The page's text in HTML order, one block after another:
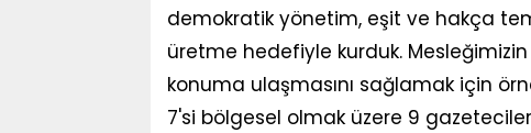
demokratik yönetim, eşit ve hakça
üretme hedefiyle kurduk.
konuma ulaşmasını sağlamak için
7'si bölgesel olmak üzere 9